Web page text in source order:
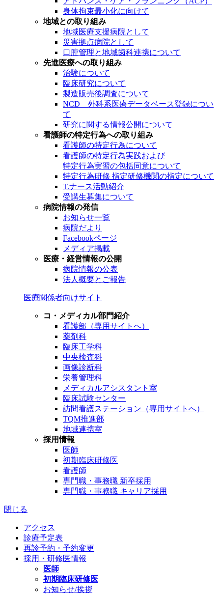
身体拘束最小化に向けて
地域との取り組み
地域医療支援病院として
災害拠点病院として
口腔管理と地域歯科連携について
先進医療への取り組み
治験について
臨床研究について
製造販売後調査について
NCD 外科系医療データベース登録につい
て
研究に関する情報公開について
看護師の特定行為への取り組み
看護師の特定行為について
看護師の特定行為実践および
特定行為実習の包括同意について
特定行為研修 指定研修機関の指定について
T.ナース活動紹介
受講生募集について
病院情報の発信
お知らせ一覧
病院だより
Facebookページ
メディア掲載
医療・経営情報の公開
病院情報の公表
法人概要とご報告
医療関係者向けサイト
コ・メディカル部門紹介
看護部（専用サイトへ）
薬剤科
臨床工学科
中央検査科
画像診断科
栄養管理科
メディカルアシスタント室
臨床試験センター
訪問看護ステーション（専用サイトへ）
TQM推進部
地域連携室
採用情報
医師
初期臨床研修医
看護師
専門職・事務職 新卒採用
専門職・事務職 キャリア採用
閉じる
アクセス
診療予定表
再診予約・予約変更
採用・研修医情報
医師
初期臨床研修医
お知らせ/挨拶